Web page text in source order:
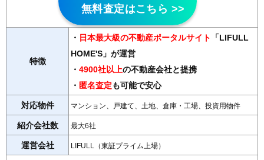
無料査定はこちら >>
特徴
・ 日本最大級の不動産ポータルサイト
「LIFULL
HOME'S」が運営
・ 4900社以上の不動産会社と提携
・ 匿名査定も可能で安心
対応物件 マンション、戸建て、土地、倉庫・工場、投資用物件
紹介会社数 最大6社
運営会社 LIFULL（東証プライム上場）